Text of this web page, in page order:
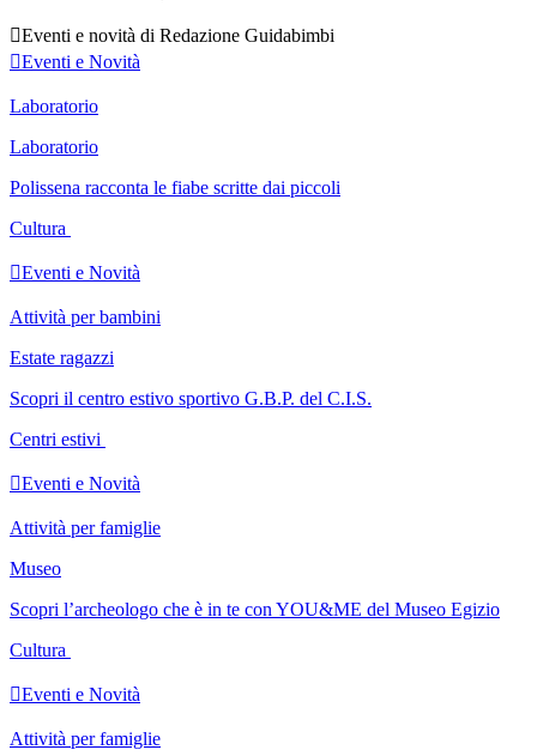
Eventi e novità di Redazione Guidabimbi
Eventi e Novità
Laboratorio
Laboratorio
Polissena racconta le fiabe scritte dai piccoli
Cultura
Eventi e Novità
Attività per bambini
Estate ragazzi
Scopri il centro estivo sportivo G.B.P. del C.I.S.
Centri estivi
Eventi e Novità
Attività per famiglie
Museo
Scopri l’archeologo che è in te con YOU&ME del Museo Egizio
Cultura
Eventi e Novità
Attività per famiglie